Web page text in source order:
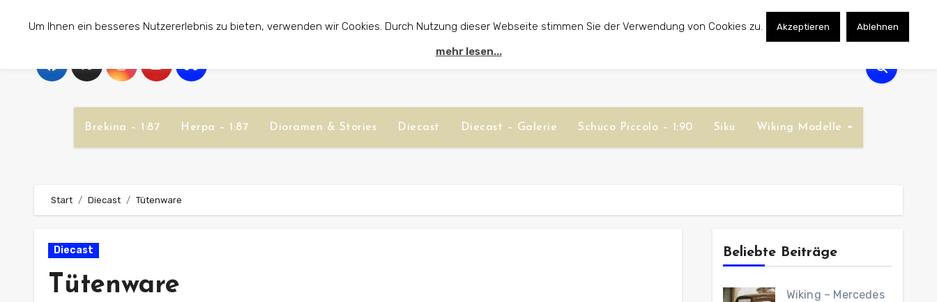
Inhalt
Brekina – 1:87 Herpa – 1:87 Dioramen & Stories Diecast Diecast – Galerie Schuco Piccolo – 1:90 Siku Wiking Modelle
Start Diecast Tütenware
Diecast
Tütenware
Beliebte Beiträge
Wiking – Mercedes
Um Ihnen ein besseres Nutzererlebnis zu bieten, verwenden wir Cookies. Durch Nutzung dieser Webseite stimmen Sie der Verwendung von Cookies zu. Akzeptieren Ablehnen
mehr lesen...